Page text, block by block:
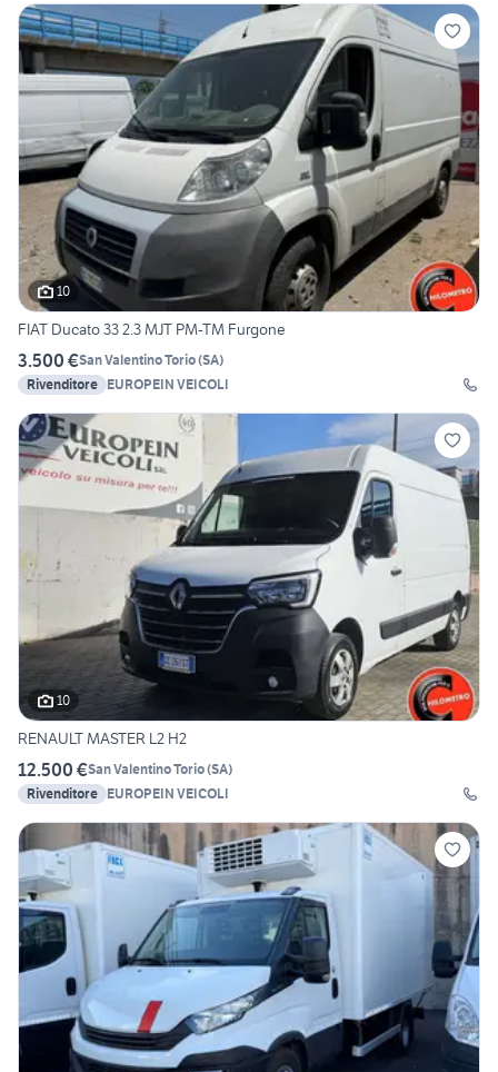
10
FIAT Ducato 33 2.3 MJT PM-TM Furgone
3.500 €San Valentino Torio(SA)
Rivenditore EUROPEIN VEICOLI
10
RENAULT MASTER L2 H2
12.500 €San Valentino Torio(SA)
Rivenditore EUROPEIN VEICOLI